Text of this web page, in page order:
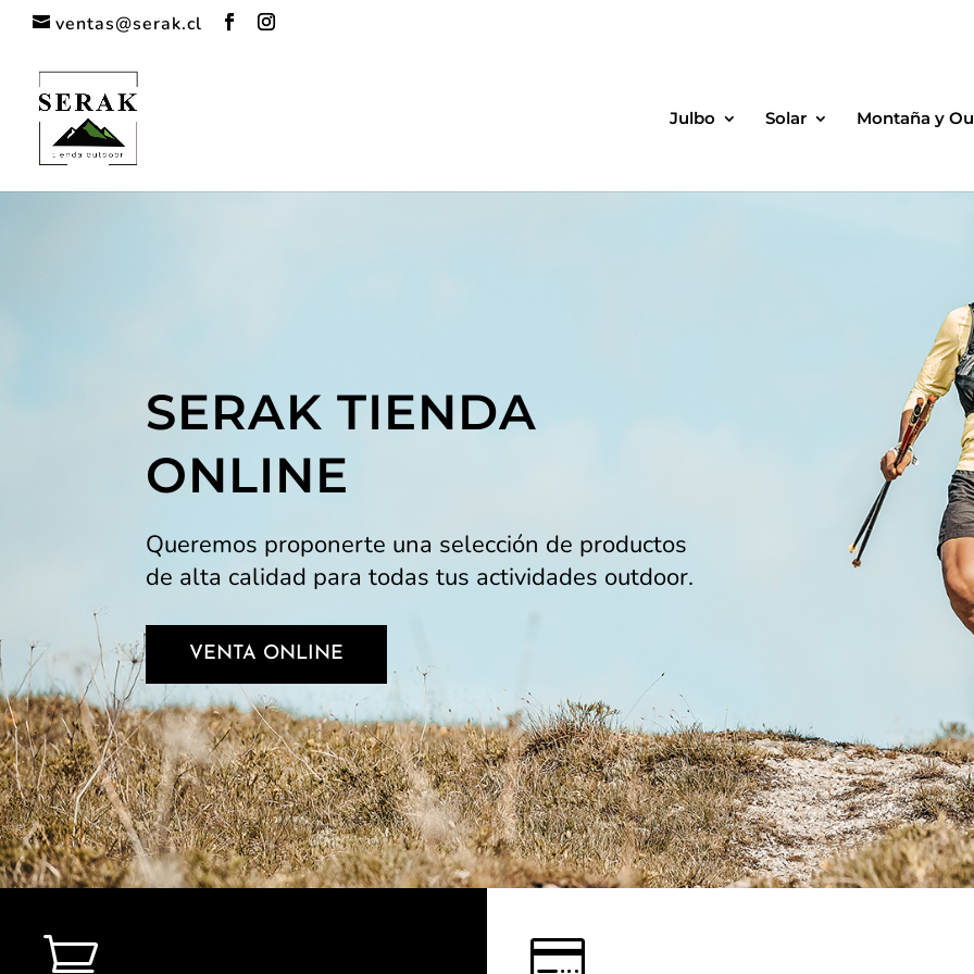
ventas@serak.cl
Julbo Solar Montaña y
SERAK TIENDA
ONLINE
Queremos proponerte una selección de productos
de alta calidad para todas tus actividades outdoor.
VENTA ONLINE
 